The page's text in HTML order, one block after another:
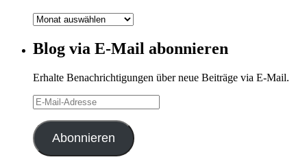
Blog-
Blog via E-Mail abonnieren
Erhalte Benachrichtigungen über neue Beiträge via E-Mail.
E-
Mail-
Adresse
Abonnieren